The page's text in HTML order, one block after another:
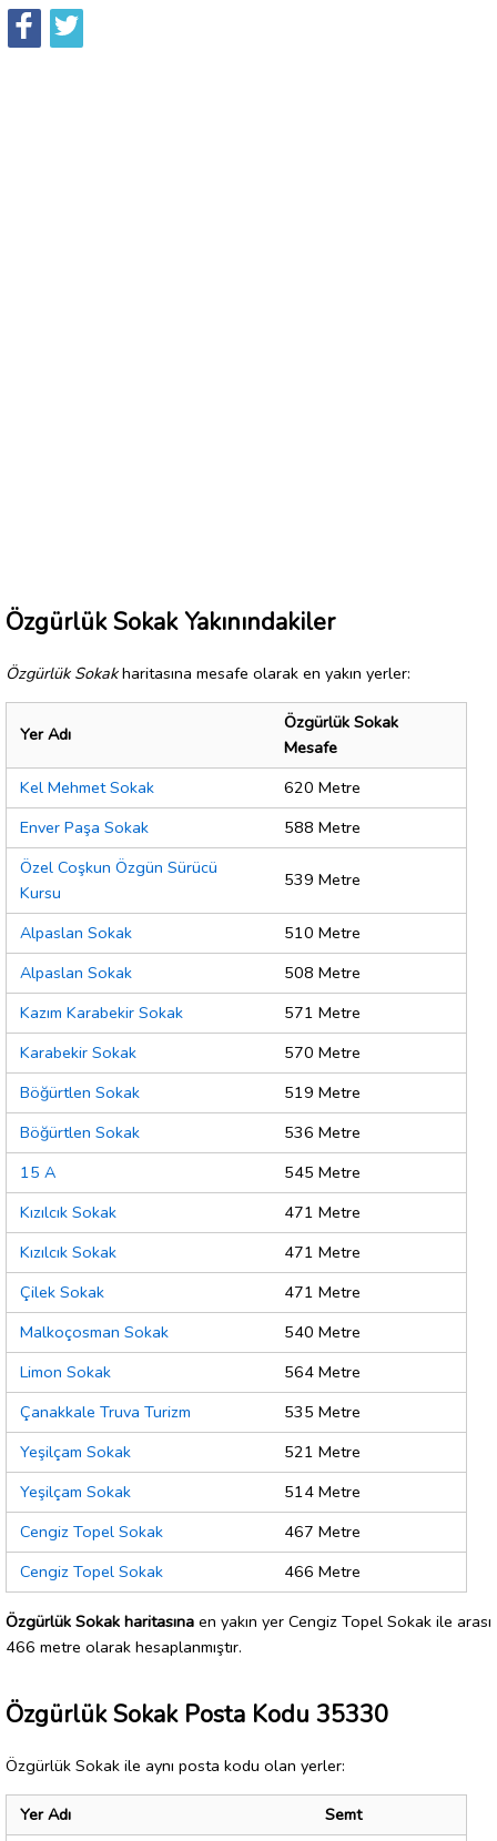
Özgürlük Sokak Yakınındakiler
Özgürlük Sokakharitasına mesafe olarak en yakın yerler:
Yer Adı
Özgürlük Sokak
Mesafe
Kel Mehmet Sokak
620 Metre
Enver Paşa Sokak
588 Metre
Özel Coşkun Özgün Sürücü
Kursu
539 Metre
Alpaslan Sokak
510 Metre
Alpaslan Sokak
508 Metre
Kazım Karabekir Sokak
571 Metre
Karabekir Sokak
570 Metre
Böğürtlen Sokak
519 Metre
Böğürtlen Sokak
536 Metre
15 A
545 Metre
Kızılcık Sokak
471 Metre
Kızılcık Sokak
471 Metre
Çilek Sokak
471 Metre
Malkoçosman Sokak
540 Metre
Limon Sokak
564 Metre
Çanakkale Truva Turizm
535 Metre
Yeşilçam Sokak
521 Metre
Yeşilçam Sokak
514 Metre
Cengiz Topel Sokak
467 Metre
Cengiz Topel Sokak
466 Metre
Özgürlük Sokak haritasına en yakın yer Cengiz Topel Sokak ile arası
466 metre olarak hesaplanmıştır.
Özgürlük Sokak Posta Kodu 35330
Özgürlük Sokak ile aynı posta kodu olan yerler:
Yer Adı
Semt